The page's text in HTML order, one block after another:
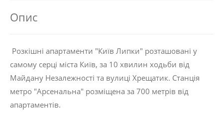
Опис
Розкішні апартаменти "Київ Липки" розташовані у
самому серці міста Київ, за 10 хвилин ходьби від
Майдану Незалежності та вулиці Хрещатик. Станція
метро "Арсенальна" розміщена за 700 метрів від
апартаментів.